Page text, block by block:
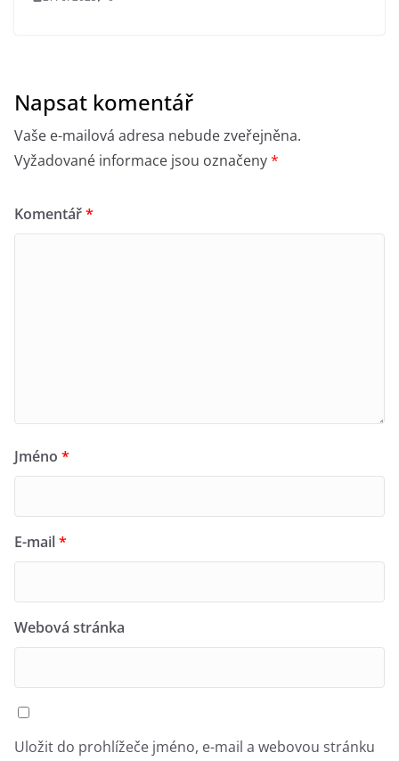
Napsat komentář
Vaše e-mailová adresa nebude zveřejněna.
Vyžadované informace jsou označeny*
Komentář*
Jméno *
E-mail*
Webová stránka
Uložit do prohlížeče jméno, e-mail a webovou stránku